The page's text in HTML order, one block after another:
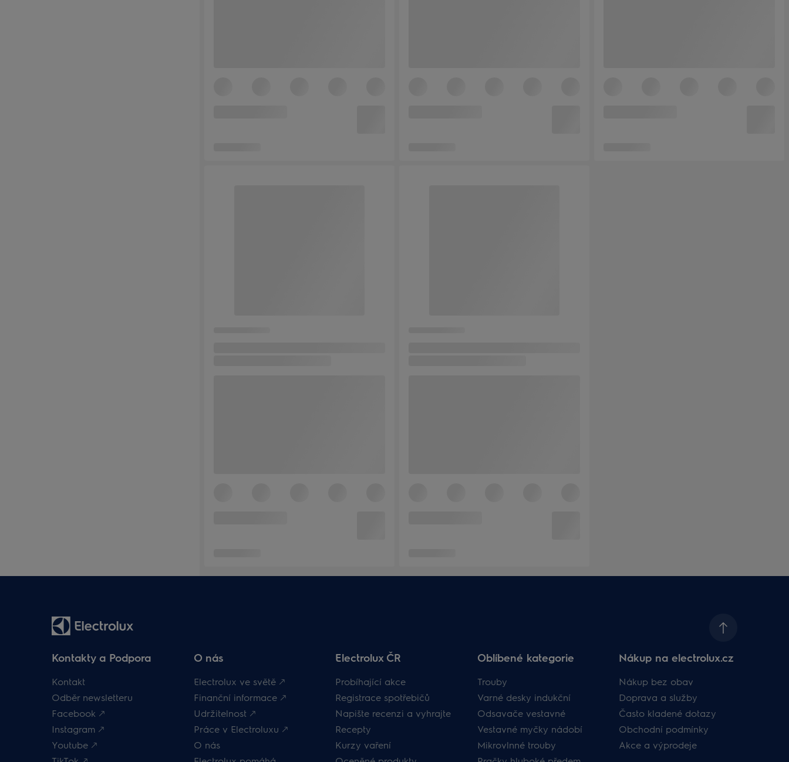
Kontakty a Podpora
Kontakt
Odběr newsletteru
Facebook 🡕
Instagram 🡕
Youtube 🡕
O nás
Electrolux ve světě 🡕
Finanční informace 🡕
Udržitelnost 🡕
Práce v Electroluxu 🡕
O nás
Electrolux ČR
Probíhající akce
Registrace spotřebičů
Napište recenzi a vyhrajte
Recepty
Kurzy vaření
Oblíbené kategorie
Trouby
Varné desky indukční
Odsavače vestavné
Vestavné myčky nádobí
Mikrovlnné trouby
Nákup na electrolux.cz
Nákup bez obav
Doprava a služby
Často kladené dotazy
Obchodní podmínky
Akce a výprodeje